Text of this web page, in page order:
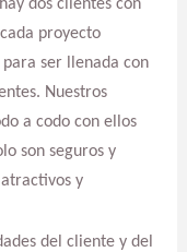
dos clientes con
proyecto
ser llenada con
Nuestros
a codo con ellos
son seguros y
y
del cliente y del